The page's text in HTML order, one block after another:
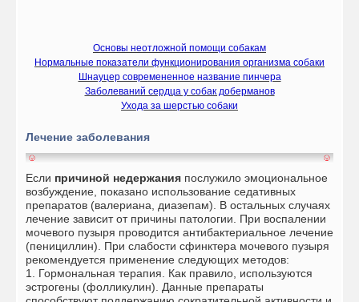
Основы неотложной помощи собакам
Нормальные показатели функционирования организма собаки
Шнауцер современенное название пинчера
Заболеваний сердца у собак доберманов
Ухода за шерстью собаки
Лечение заболевания
Если причиной недержания послужило эмоциональное
возбуждение, показано использование седативных
препаратов (валериана, диазепам). В остальных случаях
лечение зависит от причины патологии. При воспалении
мочевого пузыря проводится антибактериальное лечение
(пенициллин). При слабости сфинктера мочевого пузыря
рекомендуется применение следующих методов:
1. Гормональная терапия. Как правило, используются
эстрогены (фолликулин). Данные препараты